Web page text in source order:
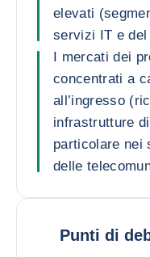
elevati
servizi IT e
I mercati dei
concentrati a
all’ingresso
infrastrutture
particolare nei
delle
Punti di